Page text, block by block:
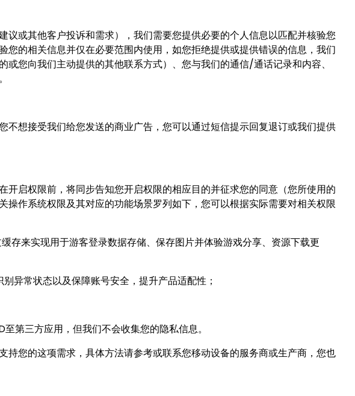
或其他客户投诉和需求），我们需要您提供必要的个人信息以匹配并核验您
的相关信息并仅在必要范围内使用，如您拒绝提供或提供错误的信息，我们
您向我们主动提供的其他联系方式）、您与我们的通信/通话记录和内容、
想接受我们给您发送的商业广告，您可以通过短信提示回复退订或我们提供
启权限前，将同步告知您开启权限的相应目的并征求您的同意（您所使用的
作系统权限及其对应的功能场景罗列如下，您可以根据实际需要对相关权限
存来实现用于游客登录数据存储、保存图片并体验游戏分享、资源下载更
异常状态以及保障账号安全，提升产品适配性；
第三方应用，但我们不会收集您的隐私信息。
您的这项需求，具体方法请参考或联系您移动设备的服务商或生产商，您也